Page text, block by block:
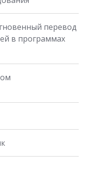
перевод
в программах